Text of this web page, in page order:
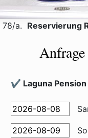
78/a. Reservierung
Anfrage
✔️ Laguna Pension